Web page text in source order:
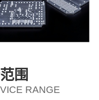
围
RANGE